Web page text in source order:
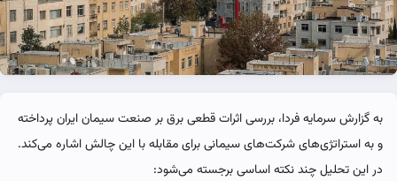
به گزارش سرمایه فردا، بررسی اثرات قطعی برق بر صنعت سیمان ایران پرداخته
و به استراتژی‌های شرکت‌های سیمانی برای مقابله با این چالش اشاره می‌کند.
در این تحلیل چند نکته اساسی برجسته می‌شود: